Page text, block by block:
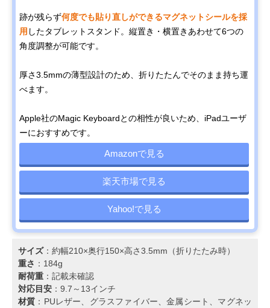
跡が残らず何度でも貼り直しができるマグネットシールを採
用 したタブレットスタンド。縦置き・横置きあわせて6つの
角度調整が可能です。
厚さ3.5mmの薄型設計のため、折りたたんでそのまま持ち運
べます。
Apple社のMagic Keyboardとの相性が良いため、iPadユーザ
ーにおすすめです。
Amazonで見る
楽天市場で見る
Yahoo!で見る
サイズ：約幅210×奥行150×高さ3.5mm（折りたたみ時）
重さ ：184g
耐荷重 ：記載未確認
対応目安 ：9.7～13インチ
材質 ：PUレザー、グラスファイバー、金属シート、マグネッ